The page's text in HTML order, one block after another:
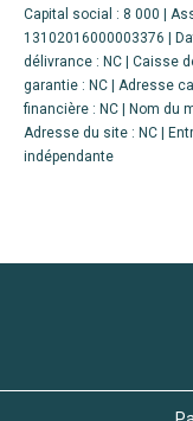
Capital social : 8 000 |
13102016000003376 |
délivrance : NC | Caisse
garantie : NC | Adresse
financière : NC | Nom du
Adresse du site : NC |
indépendante